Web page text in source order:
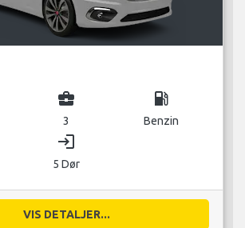
business_center
3
local_gas_station
Benzin
login
5 Dør
VIS DETALJER...